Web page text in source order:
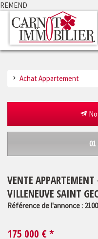
REMEND
Estimation
Achat Appartement
01
VENTE APPARTEMENT
VILLENEUVE SAINT
Référence de l'annonce :
175 000 € *